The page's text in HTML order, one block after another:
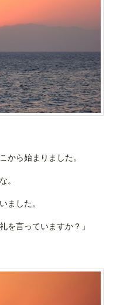
から始まりました。
。
ました。
を言っていますか？」